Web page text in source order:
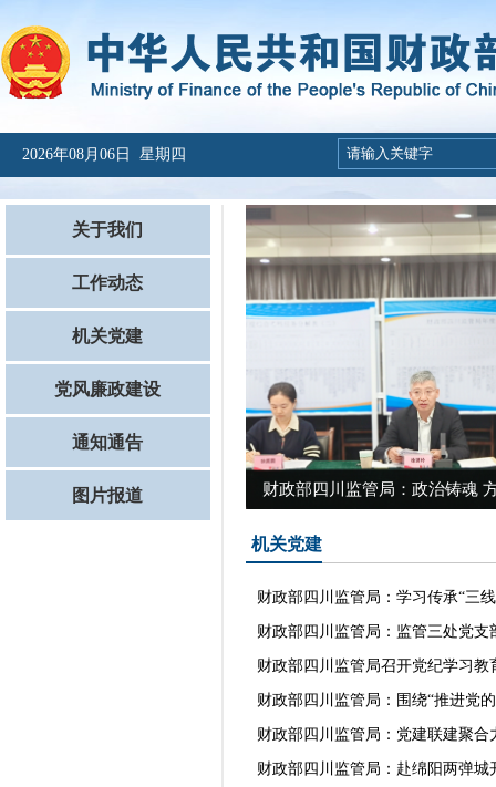
2026年08月06日 星期四
关于我们
工作动态
机关党建
党风廉政建设
通知通告
图片报道 财政部四川监管局：政治铸魂
机关党建
财政部四川监管局：学习传承“三
财政部四川监管局：监管三处党支
财政部四川监管局召开党纪学习教
财政部四川监管局：围绕“推进党
财政部四川监管局：党建联建聚合
财政部四川监管局：赴绵阳两弹城